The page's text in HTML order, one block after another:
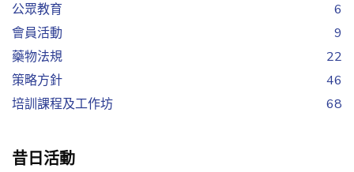
公眾教育
6
會員活動
9
藥物法規
22
策略方針
46
培訓課程及工作坊
68
昔日活動